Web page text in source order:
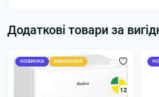
Додаткові товари за
НОВИНКА ВЖИВАНИЙ
12